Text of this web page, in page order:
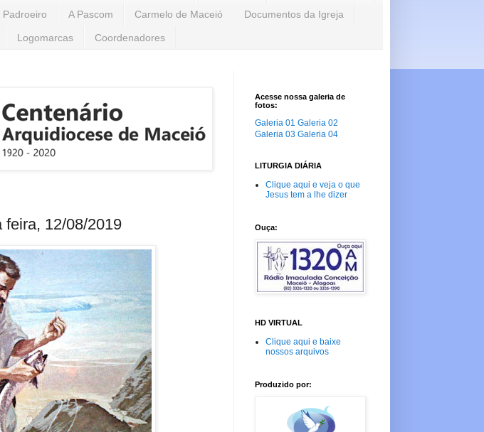
Padroeiro A Pascom Carmelo de Maceió Documentos da Igreja
Logomarcas Coordenadores
feira, 12/08/2019
Acesse nossa galeria de
fotos:
Galeria 01 Galeria 02
Galeria 03 Galeria 04
LITURGIA DIÁRIA
Clique aqui e veja o que
Jesus tem a lhe dizer
Ouça:
HD VIRTUAL
Clique aqui e baixe
nossos arquivos
Produzido por: